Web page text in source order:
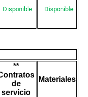
Disponible Disponible
**
de
servicio
Materiales